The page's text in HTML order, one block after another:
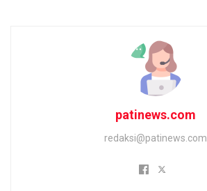
patinews.com
redaksi@patinews.com